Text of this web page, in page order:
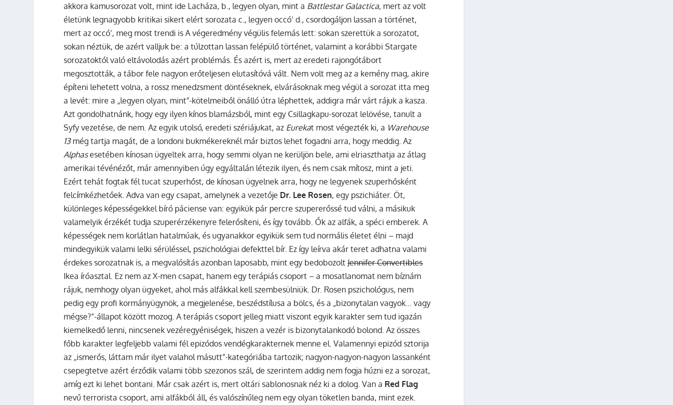
akkora kamusorozat volt, mint ide Lacháza, b., legyen olyan, mint a Battlestar Galactica, mert az volt
életünk legnagyobb kritikai sikert elért sorozata c., legyen occó’ d., csordogáljon lassan a történet,
mert az occó’, meg most trendi is A végeredmény végülis felemás lett: sokan szerettük a sorozatot,
sokan néztük, de azért valljuk be: a túlzottan lassan felépülő történet, valamint a korábbi Stargate
sorozatoktól való eltávolodás azért problémás. És azért is, mert az eredeti rajongótábort
megosztották, a tábor fele nagyon erőteljesen elutasítóvá vált. Nem volt meg az a kemény mag, akire
építeni lehetett volna, a rossz menedzsment döntéseknek, elvárásoknak meg végül a sorozat itta meg
a levét: mire a „legyen olyan, mint”-kötelmeiből önálló útra léphettek, addigra már várt rájuk a kasza.
Azt gondolhatnánk, hogy egy ilyen kínos blamázsból, mint egy Csillagkapu-sorozat lelövése, tanult a
Syfy vezetése, de nem. Az egyik utolsó, eredeti szériájukat, az Eurekat most végezték ki, a Warehouse
13még tartja magát, de a londoni bukmékereknél már biztos lehet fogadni arra, hogy meddig. Az
Alphasesetében kínosan ügyeltek arra, hogy semmi olyan ne kerüljön bele, ami elriaszthatja az átlag
amerikai tévénézőt, már amennyiben úgy egyáltalán létezik ilyen, és nem csak mítosz, mint a jeti.
Ezért tehát fogtak fél tucat szuperhőst, de kínosan ügyelnek arra, hogy ne legyenek szuperhősként
felcímkézhetőek. Adva van egy csapat, amelynek a vezetője Dr. Lee Rosen, egy pszichiáter. Öt,
különleges képességekkel bíró páciense van: egyikük pár percre szupererőssé tud válni, a másikuk
valamelyik érzékét tudja szuperérzékenyre felerősíteni, és így tovább. Ők az alfák, a spéci emberek. A
képességek nem korlátlan hatalmúak, és ugyanakkor egyikük sem tud normális életet élni – majd
mindegyikük valami lelki sérüléssel, pszichológiai defekttel bír. Ez így leírva akár teret adhatna valami
érdekes sorozatnak is, a megvalósítás azonban laposabb, mint egy bedobozoltJennifer Convertibles
Ikea íróasztal. Ez nem az X-men csapat, hanem egy terápiás csoport – a mosatlanomat nem bíznám
rájuk, nemhogy olyan ügyeket, ahol más alfákkal kell szembesülniük. Dr. Rosen pszichológus, nem
pedig egy profi kormányügynök, a megjelenése, beszédstílusa a bölcs, és a „bizonytalan vagyok… vagy
mégse?”-állapot között mozog. A terápiás csoport jelleg miatt viszont egyik karakter sem tud igazán
kiemelkedő lenni, nincsenek vezéregyéniségek, hiszen a vezér is bizonytalankodó bolond. Az összes
főbb karakter legfeljebb valami fél epizódos vendégkarakternek menne el. Valamennyi epizód sztorija
az „ismerős, láttam már ilyet valahol másutt”-kategóriába tartozik; nagyon-nagyon-nagyon lassanként
csepegtetve azért érződik valami több szezonos szál, de szerintem addig nem fogja húzni ez a sorozat,
amíg ezt ki lehet bontani. Már csak azért is, mert oltári sablonosnak néz ki a dolog. Van a Red Flag
nevű terrorista csoport, ami alfákból áll, és valószínűleg nem egy olyan töketlen banda, mint ezek.